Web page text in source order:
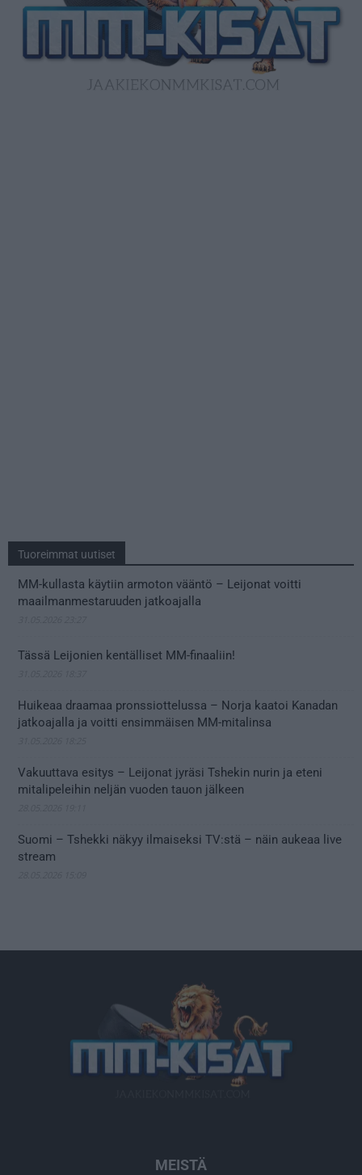
Tuoreimmat uutiset
MM-kullasta käytiin armoton vääntö – Leijonat voitti
maailmanmestaruuden jatkoajalla
Tässä Leijonien kentälliset MM-finaaliin!
Huikeaa draamaa pronssiottelussa – Norja kaatoi Kanadan
jatkoajalla ja voitti ensimmäisen MM-mitalinsa
Vakuuttava esitys – Leijonat jyräsi Tshekin nurin ja eteni
mitalipeleihin neljän vuoden tauon jälkeen
Suomi – Tshekki näkyy ilmaiseksi TV:stä – näin aukeaa live
stream
MEISTÄ